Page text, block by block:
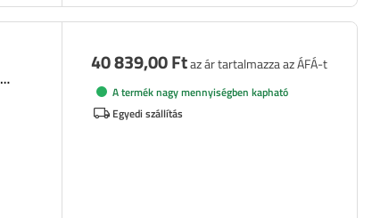
40 839,00 Ftaz ár tartalmazza az ÁFÁ-t
A termék nagy mennyiségben kapható
Egyedi szállítás